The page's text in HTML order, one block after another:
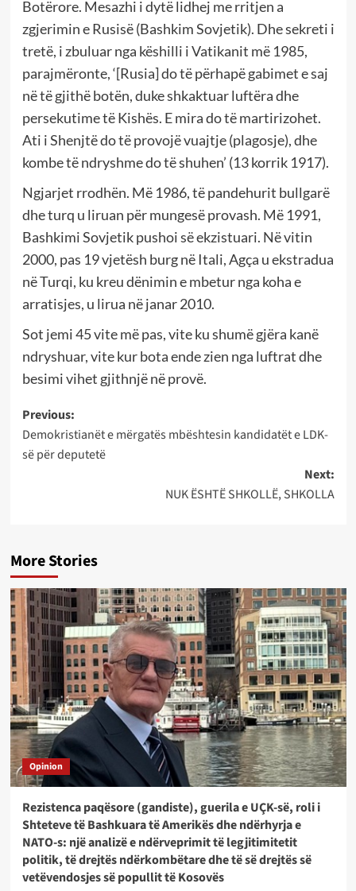
Botërore. Mesazhi i dytë lidhej me rritjen a
zgjerimin e Rusisë (Bashkim Sovjetik). Dhe sekreti i
tretë, i zbuluar nga këshilli i Vatikanit më 1985,
parajmëronte, ‘[Rusia] do të përhapë gabimet e saj
në të gjithë botën, duke shkaktuar luftëra dhe
persekutime të Kishës. E mira do të martirizohet.
Ati i Shenjtë do të provojë vuajtje (plagosje), dhe
kombe të ndryshme do të shuhen’ (13 korrik 1917).
Ngjarjet rrodhën. Më 1986, të pandehurit bullgarë
dhe turq u liruan për mungesë provash. Më 1991,
Bashkimi Sovjetik pushoi së ekzistuari. Në vitin
2000, pas 19 vjetësh burg në Itali, Agça u ekstradua
në Turqi, ku kreu dënimin e mbetur nga koha e
arratisjes, u lirua në janar 2010.
Sot jemi 45 vite më pas, vite ku shumë gjëra kanë
ndryshuar, vite kur bota ende zien nga luftrat dhe
besimi vihet gjithnjë në provë.
Post
navigation
Previous:
Demokristianët e mërgatës mbështesin kandidatët e LDK-
së për deputetë
Next:
NUK ËSHTË SHKOLLË, SHKOLLA
More Stories
Opinion
Rezistenca paqësore (gandiste), guerila e UÇK-së, roli i
Shteteve të Bashkuara të Amerikës dhe ndërhyrja e
NATO-s: një analizë e ndërveprimit të legjitimitetit
politik, të drejtës ndërkombëtare dhe të së drejtës së
vetëvendosjes së popullit të Kosovës